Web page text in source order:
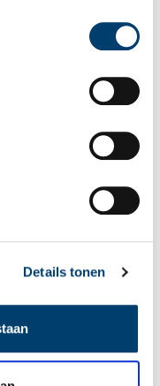
Details tonen
van Hendrik van den Eijnde.